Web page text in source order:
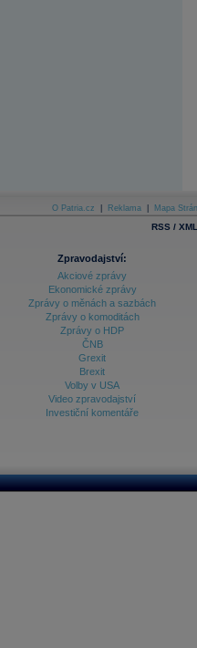
Databanka - Akcie
Databanka - Ekonomický růst
Databanka - Indexy
Databanka - Měnové kurzy
Databanka - Trh práce
Databanka - Úrokové sazby
Databanka - Veřejné rozpočty
Databanka akcie - Svět
O Patria.cz Reklama Mapa
RSS / XML
Zpravodajství:
Akciové zprávy
Ekonomické zprávy
Zprávy o měnách a sazbách
Zprávy o komoditách
Zprávy o HDP
ČNB
Grexit
Brexit
Volby v USA
Video zpravodajství
Investiční komentáře